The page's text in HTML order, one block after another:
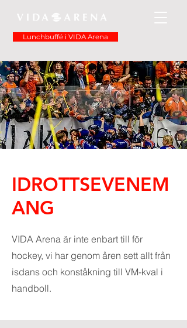
Lunchbuffé i VIDA Arena
IDROTTSEVENEM
ANG
VIDA Arena är inte enbart till för
hockey, vi har genom åren sett allt från
isdans och konståkning till VM-kval i
handboll.